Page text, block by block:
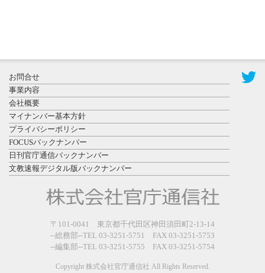
登録有形文
化財となっ
た東北大植
物園八...
日更新
県警等と大
規模災害時
お問合せ
事業内容
会社概要
マイナンバー基本方針
プライバシーポリシー
FOCUSバックナンバー
日刊官庁通信バックナンバー
文教速報デジタル版バックナンバー
〒101-0041 東京都千代田区神田須田町2-13-14
--総務部--TEL 03-3251-5751 FAX 03-3251-5753
--編集部--TEL 03-3251-5755 FAX 03-3251-5754
Copyright 株式会社官庁通信社 All Rights Reserved.